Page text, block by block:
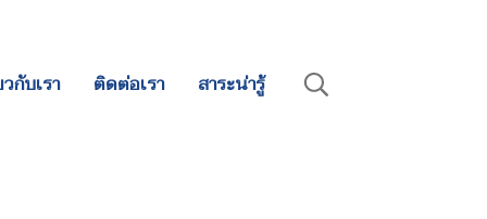
กับเรา ติดต่อเรา สาระน่ารู้